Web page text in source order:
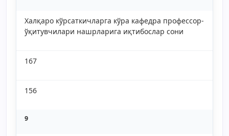
Халқаро кўрсаткичларга кўра кафедра профессор-
ўқитувчилари нашрларига иқтибослар сони
167
156
9